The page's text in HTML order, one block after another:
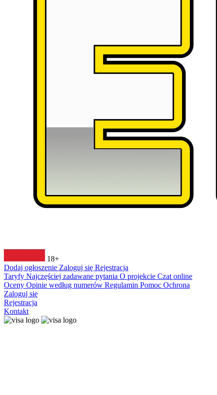
18+
Dodaj ogłoszenie Zaloguj się Rejestracja
Taryfy Najczęściej zadawane pytania O projekcie Czat online
Oceny Opinie według numerów Regulamin Pomoc Ochrona
Zaloguj się
Rejestracja
Kontakt